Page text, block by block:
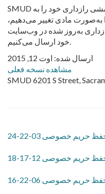
SMUD ممکن است هر از چند گاهی خط مشی رازداری خود را به
مادی تغییر می‌دهیم،
به‌روز شده در وب‌سایت
خود ارسال می‌کنیم.
ارسال شده: اوت 12, 2015
مشاهده نسخه فعلی
SMUD 6201 S Street,
خصوصی 03-22-24
خصوصی 12-17-18
خصوصی 06-22-16